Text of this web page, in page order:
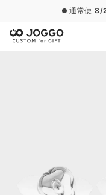
通常便 8/